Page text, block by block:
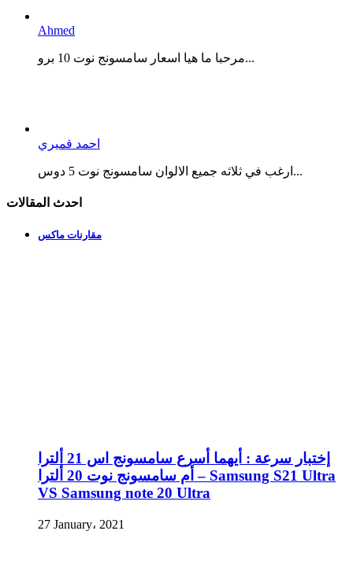
Ahmed
مرحبا ما هيا اسعار سامسونج نوت 10 برو...
احمد قميري
ارغب في ثلاثه جميع الالوان سامسونج نوت 5 دوس...
احدث المقالات
مقارنات ماكس
إختبار سرعة : أيهما أسرع سامسونج اس 21 ألترا
أم سامسونج نوت 20 ألترا – Samsung S21 Ultra
VS Samsung note 20 Ultra
27 January، 2021